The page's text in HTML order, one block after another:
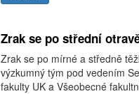
Zrak se po střední
Zrak se po mírné a středně
výzkumný tým pod vedením
fakulty UK a Všeobecné